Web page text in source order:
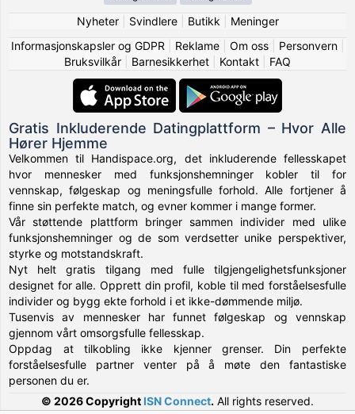
Nyheter| Svindlere| Butikk
Meninger
Informasjonskapsler og GDPR
Reklame| Om oss| Personvern|
Bruksvilkår
Barnesikkerhet Kontakt FAQ
Gratis Inkluderende Datingplattform – Hvor Alle
Hører Hjemme
Velkommen til Handispace.org, det inkluderende fellesskapet
hvor mennesker med funksjonshemninger kobler til for
vennskap, følgeskap og meningsfulle forhold. Alle fortjener å
finne sin perfekte match, og evner kommer i mange former.
Vår støttende plattform bringer sammen individer med ulike
funksjonshemninger og de som verdsetter unike perspektiver,
styrke og motstandskraft.
Nyt helt gratis tilgang med fulle tilgjengelighetsfunksjoner
designet for alle. Opprett din profil, koble til med forståelsesfulle
individer og bygg ekte forhold i et ikke-dømmende miljø.
Tusenvis av mennesker har funnet følgeskap og vennskap
gjennom vårt omsorgsfulle fellesskap.
Oppdag at tilkobling ikke kjenner grenser. Din perfekte
forståelsesfulle partner venter på å møte den fantastiske
personen du er.
© 2026 Copyright ISN Connect. All rights reserved.